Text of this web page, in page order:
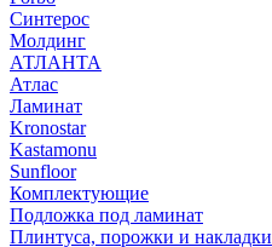
Синтерос
Молдинг
АТЛАНТА
Атлас
Ламинат
Kronostar
Kastamonu
Sunfloor
Комплектующие
Подложка под ламинат
Плинтуса, порожки и накладки